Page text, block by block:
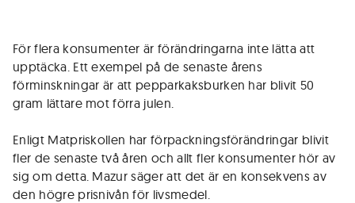
För flera konsumenter är förändringarna inte lätta att
upptäcka. Ett exempel på de senaste årens
förminskningar är att pepparkaksburken har blivit 50
gram lättare mot förra julen.
Enligt Matpriskollen har förpackningsförändringar blivit
fler de senaste två åren och allt fler konsumenter hör av
sig om detta. Mazur säger att det är en konsekvens av
den högre prisnivån för livsmedel.